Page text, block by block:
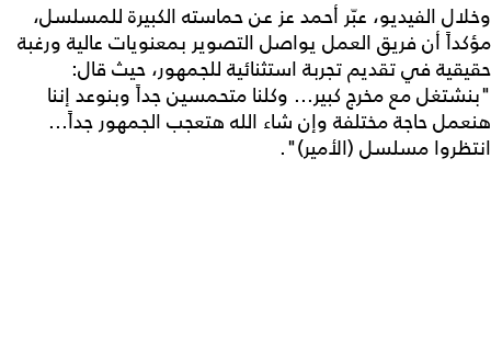
وخلال الفيديو، عبّر أحمد عز عن حماسته الكبيرة للمسلسل،
مؤكداً أن فريق العمل يواصل التصوير بمعنويات عالية ورغبة
حقيقية في تقديم تجربة استثنائية للجمهور، حيث قال:
"بنشتغل مع مخرج كبير... وكلنا متحمسين جداً وبنوعد إننا
هنعمل حاجة مختلفة وإن شاء الله هتعجب الجمهور جداً...
انتظروا مسلسل (الأمير)".